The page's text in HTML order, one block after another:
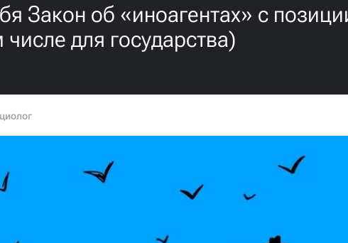
Закон об «иноагентах» с
для государства)